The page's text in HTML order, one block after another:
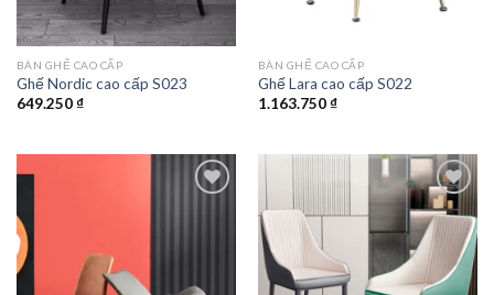
BÀN GHẾ CAO CẤP
Ghế Nordic cao cấp S023
649.250₫
BÀN GHẾ CAO CẤP
Ghế Lara cao cấp S022
1.163.750₫
Add to
wishlist